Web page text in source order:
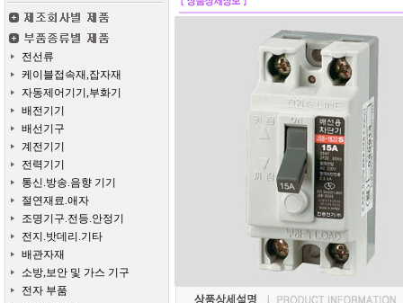
전선류
케이블접속재,잡자재
자동제어기기,부화기
배전기기
배선기구
계전기기
전력기기
통신.방송.음향 기기
절연재료.애자
조명기구.전등.안정기
전지.밧데리.기타
배관자재
소방,보안 및 가스 기구
전자 부품